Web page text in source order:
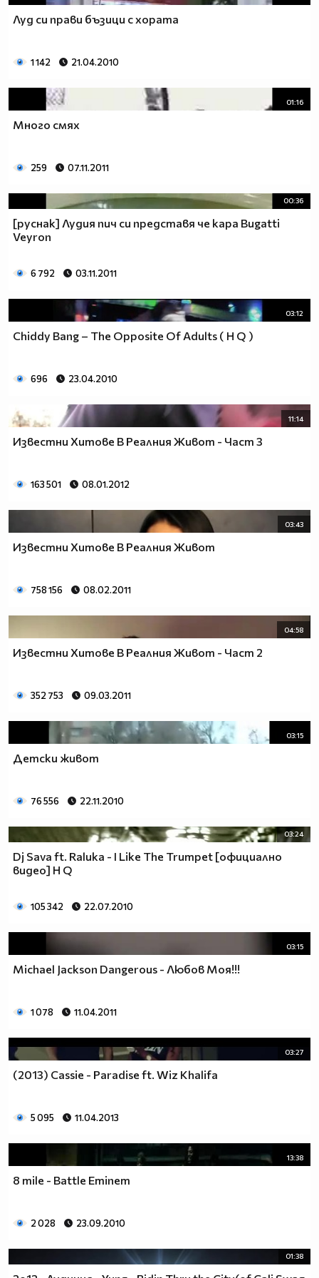
Луд си прави бъзици с хората
1 142 21.04.2010
01:16
Много смях
259 07.11.2011
00:36
[руснак] Лудия пич си представя че кара Bugatti
Veyron
6 792 03.11.2011
03:12
Chiddy Bang – The Opposite Of Adults ( H Q )
696 23.04.2010
11:14
Известни Хитове В Реалния Живот - Част 3
163 501 08.01.2012
03:43
Известни Хитовe В Реалния Живот
758 156 08.02.2011
04:58
Известни Хитове В Реалния Живот - Част 2
352 753 09.03.2011
03:15
Детски живот
76 556 22.11.2010
03:24
Dj Sava ft. Raluka - I Like The Trumpet [официално
видео] H Q
105 342 22.07.2010
03:15
Michael Jackson Dangerous - Любов Моя!!!
1 078 11.04.2011
03:27
(2013) Cassie - Paradise ft. Wiz Khalifa
5 095 11.04.2013
13:38
8 mile - Battle Eminem
2 028 23.09.2010
01:38